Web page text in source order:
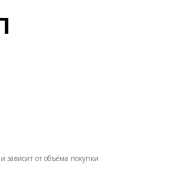
зависит от объёма покупки